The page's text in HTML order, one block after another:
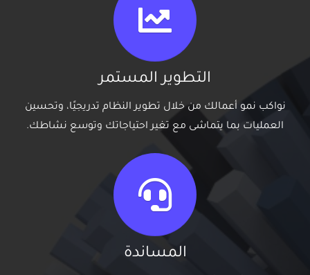
التطوير المستمر
نواكب نمو أعمالك من خلال تطوير النظام تدريجيًا، وتحسين
العمليات بما يتماشى مع تغير احتياجاتك وتوسع نشاطك.
المساندة